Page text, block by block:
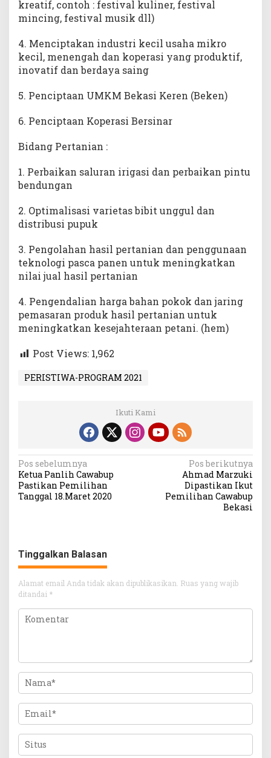
kreatif, contoh : festival kuliner, festival
mincing, festival musik dll)
4. Menciptakan industri kecil usaha mikro
kecil, menengah dan koperasi yang produktif,
inovatif dan berdaya saing
5. Penciptaan UMKM Bekasi Keren (Beken)
6. Penciptaan Koperasi Bersinar
Bidang Pertanian :
1. Perbaikan saluran irigasi dan perbaikan pintu
bendungan
2. Optimalisasi varietas bibit unggul dan
distribusi pupuk
3. Pengolahan hasil pertanian dan penggunaan
teknologi pasca panen untuk meningkatkan
nilai jual hasil pertanian
4. Pengendalian harga bahan pokok dan jaring
pemasaran produk hasil pertanian untuk
meningkatkan kesejahteraan petani. (hem)
Post Views: 1,962
PERISTIWA-PROGRAM 2021
Ikuti Kami
Navigasi
pos
Pos sebelumnya
Ketua Panlih Cawabup
Pastikan Pemilihan
Tanggal 18.Maret 2020
Pos berikutnya
Ahmad Marzuki
Dipastikan Ikut
Pemilihan Cawabup
Bekasi
Tinggalkan Balasan
Alamat email Anda tidak akan dipublikasikan. Ruas yang wajib
ditandai *